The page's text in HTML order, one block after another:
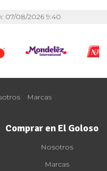
07/08/2026 9:40
Marcas
Comprar en El Goloso
Nosotros
Marcas